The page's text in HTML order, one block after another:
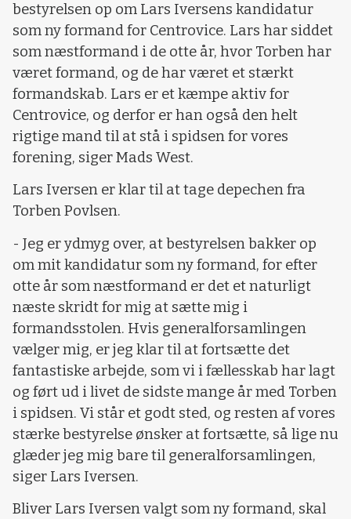
bestyrelsen op om Lars Iversens kandidatur
som ny formand for Centrovice. Lars har siddet
som næstformand i de otte år, hvor Torben har
været formand, og de har været et stærkt
formandskab. Lars er et kæmpe aktiv for
Centrovice, og derfor er han også den helt
rigtige mand til at stå i spidsen for vores
forening, siger Mads West.
Lars Iversen er klar til at tage depechen fra
Torben Povlsen.
- Jeg er ydmyg over, at bestyrelsen bakker op
om mit kandidatur som ny formand, for efter
otte år som næstformand er det et naturligt
næste skridt for mig at sætte mig i
formandsstolen. Hvis generalforsamlingen
vælger mig, er jeg klar til at fortsætte det
fantastiske arbejde, som vi i fællesskab har lagt
og ført ud i livet de sidste mange år med Torben
i spidsen. Vi står et godt sted, og resten af vores
stærke bestyrelse ønsker at fortsætte, så lige nu
glæder jeg mig bare til generalforsamlingen,
siger Lars Iversen.
Bliver Lars Iversen valgt som ny formand, skal